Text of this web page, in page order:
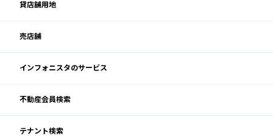
貸店舗用地
売店舗
インフォニスタのサービス
不動産会員検索
テナント検索